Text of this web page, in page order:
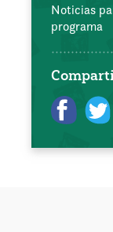
Noticias
programa